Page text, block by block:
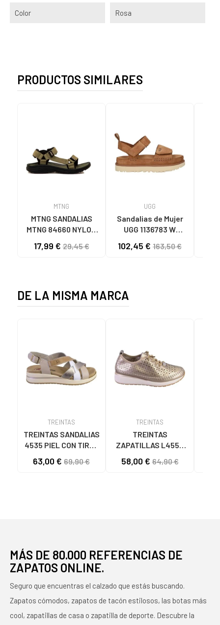
Color Rosa
PRODUCTOS SIMILARES
MTNG
MTNG SANDALIAS
MTNG 84660 NYLON
C59785 - - NYLON
17,99 €29,45 €
UGG
Sandalias de Mujer
UGG 1136783 W
CHESTNUT
102,45 € 163,50 €
DE LA MISMA MARCA
TREINTAS
TREINTAS SANDALIAS
4535 PIEL CON TIRAS
63,00 € 69,90 €
TREINTAS
TREINTAS
ZAPATILLAS L4553
BRONCE
58,00 €64,90 €
MÁS DE 80.000 REFERENCIAS DE
ZAPATOS ONLINE.
Seguro que encuentras el calzado que estás buscando.
Zapatos cómodos, zapatos de tacón estilosos, las botas más
cool, zapatillas de casa o zapatilla de deporte. Descubre la